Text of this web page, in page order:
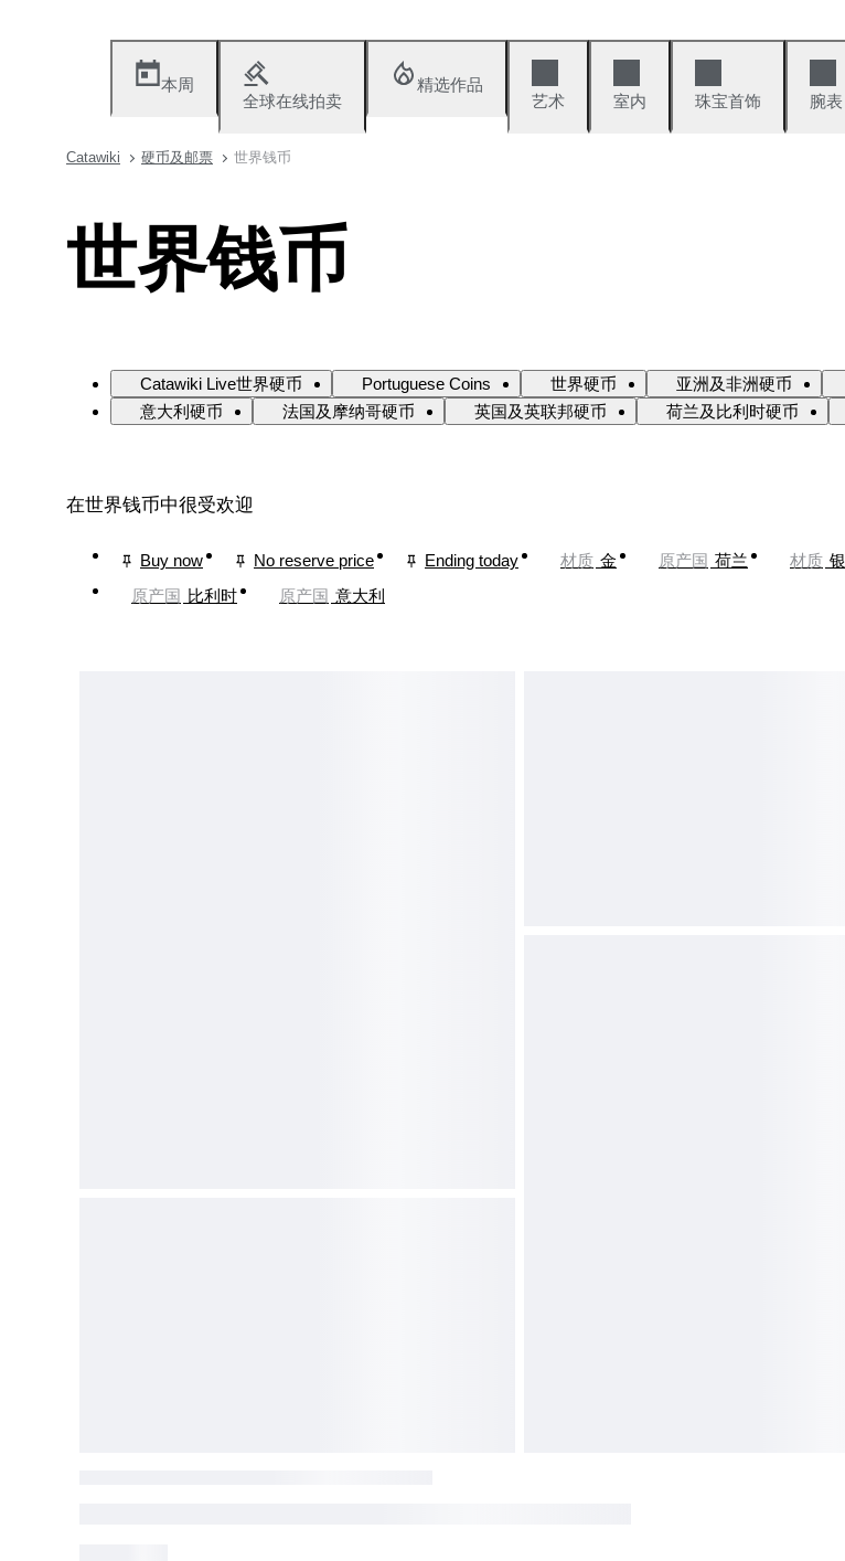
本周
全球在线拍卖
精选作品
艺术
室内 珠宝首饰 腕表
Catawiki 硬币及邮票 世界钱币
世界钱币
Catawiki Live世界硬币 Portuguese Coins 世界硬币 亚洲及非洲硬币
意大利硬币
法国及摩纳哥硬币 英国及英联邦硬币 荷兰及比利时硬币
在世界钱币中很受欢迎
Buy now No reserve price Ending today 材质 金 原产国 荷兰 材质 银
原产国
比利时 原产国 意大利